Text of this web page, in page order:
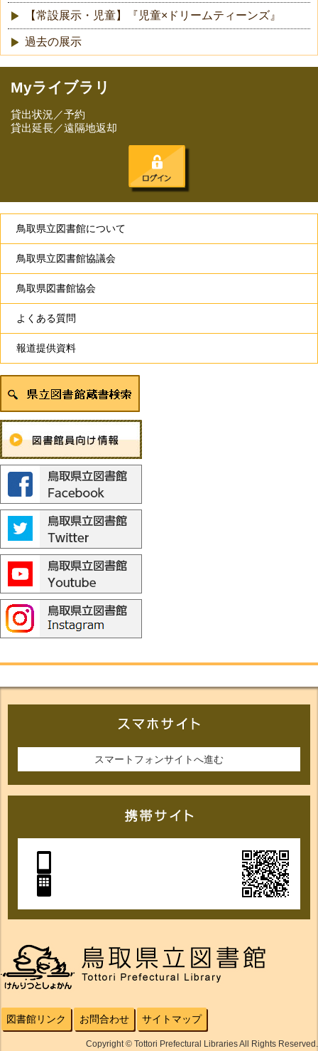
【常設展示・児童】『児童×ドリームティーンズ』
過去の展示
Myライブラリ
貸出状況／予約
貸出延長／遠隔地返却
鳥取県立図書館について
鳥取県立図書館協議会
鳥取県図書館協会
よくある質問
報道提供資料
スマートフォンサイトへ進む
図書館リンク お問合わせ サイトマップ
Copyright © Tottori Prefectural Libraries All Rights Reserved.